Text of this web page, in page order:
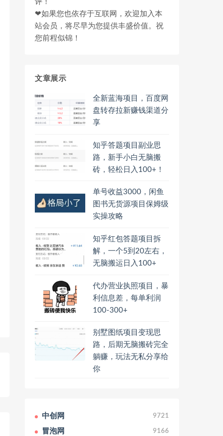
评！
❤如果您也依存于互联网，欢迎加入本
站会员，将尽早为您提供丰盛价值。祝
您前程似锦！
文章展示
全新蓝海项目，百度网
盘转存拉新赚钱渠道分
享
知乎答题项目副业思
路，新手小白无脑搬
砖，轻松日入100+！
单号收益3000，闲鱼
图书无货源项目保姆级
实操攻略
知乎红包答题项目拆
解，一个5到20左右，
无脑搬运日入100+
代办营业执照项目，暴
利信息差，每单利润
100-300+
别墅图纸项目变现思
路，后期无脑搬砖完全
躺赚，玩法无私分享给
你
中创网 9721
冒泡网 9166